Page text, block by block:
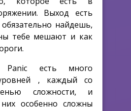
Выход есть
найдешь,
тебе мешают и как
есть много
, каждый со
сложности, и
особенно сложны